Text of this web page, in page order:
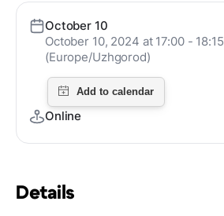
Details
October 10
October 10, 2024 at 17:00 - 18:15
(Europe/Uzhgorod)
Online